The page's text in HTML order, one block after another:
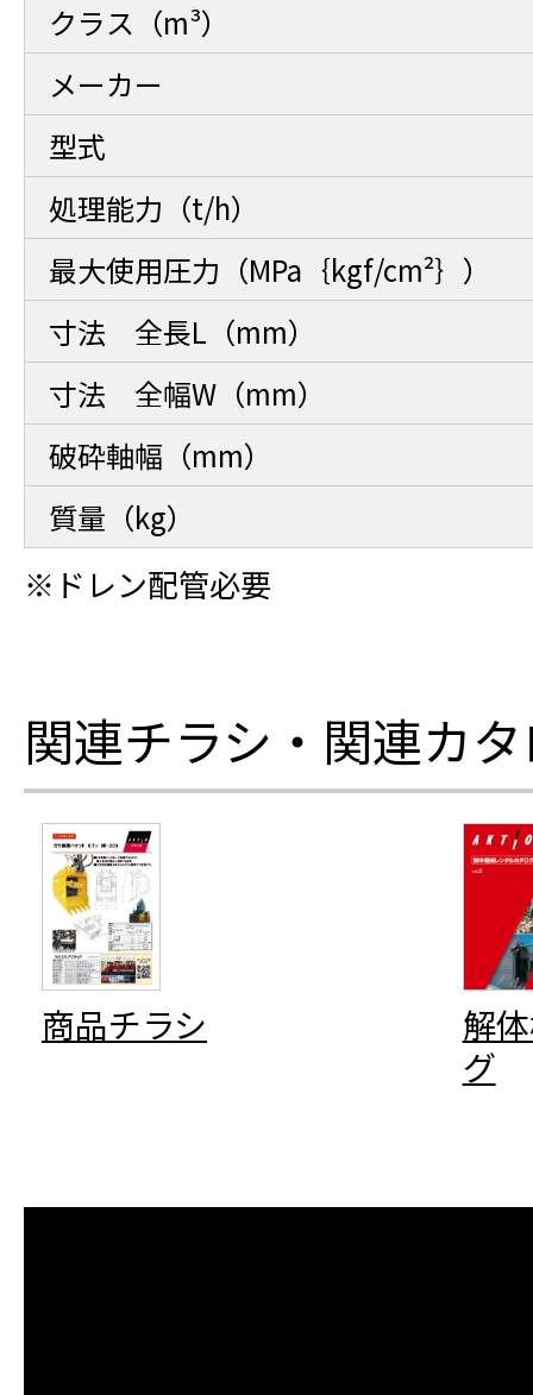
クラス（m³）
メーカー
型式
処理能力（t/h）
最大使用圧力（MPa｛kgf/cm²｝）
寸法 全長L（mm）
寸法 全幅W（mm）
破砕軸幅（mm）
質量（kg）
※ドレン配管必要
関連チラシ・関連カ
商品チラシ
解
グ